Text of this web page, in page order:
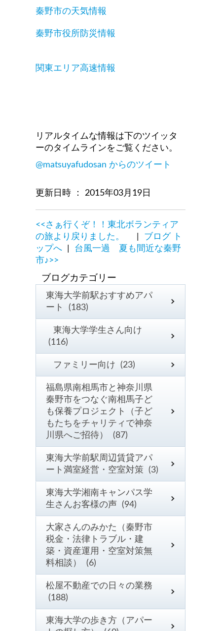
秦野市の天気情報
秦野市役所防災情報
関東エリア高速情報
リアルタイムな情報は下のツイッタ
ーのタイムラインをご覧ください。
@matsuyafudosan からのツイート
更新日時 ： 2015年03月19日
<<さぁ行くぞ！！東北ボランティア
の旅より戻りました。
ブログ ト
ップへ
台風一過 夏も間近な秦野
市♪>>
東海大学前駅おすすめアパ
ート (183)
東海大学学生さん向け
(116)
ファミリー向け (23)
福島県南相馬市と神奈川県
秦野市をつなぐ南相馬子ど
も保養プロジェクト（子ど
もたちをチャリティで神奈
川県へご招待） (87)
東海大学前駅周辺賃貸アパ
ート満室経営・空室対策 (3)
東海大学湘南キャンパス学
生さんお客様の声 (94)
大家さんのみかた（秦野市
税金・法律トラブル・建
築・資産運用・空室対策無
料相談） (6)
松屋不動産での日々の業務
(188)
東海大学の歩き方（アパー